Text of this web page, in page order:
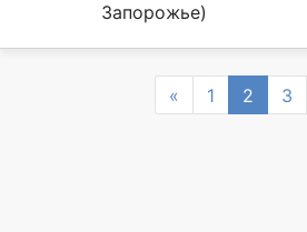
Запорожье)
« Previous
1 2 3